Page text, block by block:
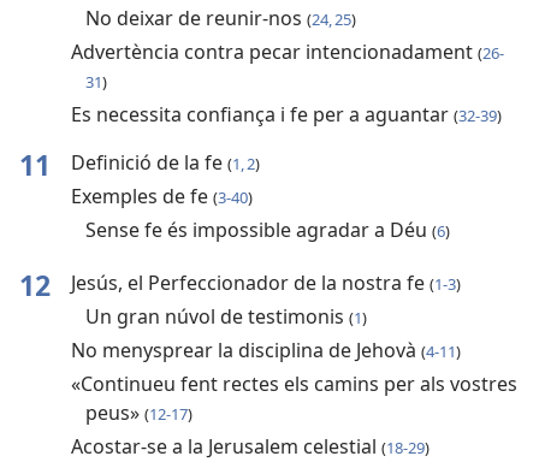
No deixar de reunir-nos (24, 25)
Advertència contra pecar intencionadament (26-
31)
Es necessita confiança i fe per a aguantar (32-39)
11 Definició de la fe (1, 2)
Exemples de fe (3-40)
Sense fe és impossible agradar a Déu (6)
12 Jesús, el Perfeccionador de la nostra fe (1-3)
Un gran núvol de testimonis (1)
No menysprear la disciplina de Jehovà (4-11)
«Continueu fent rectes els camins per als vostres
peus» (12-17)
Acostar-se a la Jerusalem celestial (18-29)